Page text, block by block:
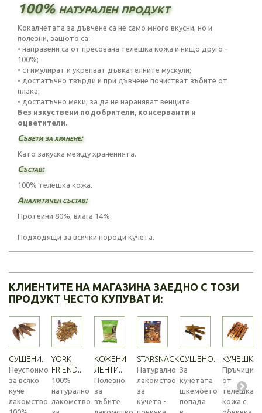
100% натурален продукт
Кокалчетата за дъвчене са не само много вкусни, но и
полезни, защото са:
• направени са от пресована телешка кожа и нищо друго -
100%;
• стимулират и укрепват дъвкателните мускули;
• достатъчно твърди и при дъвчене почистват зъбите от
плака;
• достатъчно меки, за да не нараняват венците.
Без изкуствени подобрители, консерванти и
оцветители.
Съвети за хранене:
Като закуска между храненията.
Състав:
100% телешка кожа.
Аналитичен състав:
Протеини 80%, влага 14%.
Подходящи за всички породи кучета.
КЛИЕНТИТЕ НА МАГАЗИНА ЗАЕДНО С ТОЗИ
ПРОДУКТ ЧЕСТО КУПУВАТ И:
СУШЕНИ...
Неустоимо
за всяко
куче
лакомство.
YORK
FRIEND...
100%
натурално
лакомство
КОЖЕНИ
ЛЕНТИ...
Полезно
за
зъбите
STARSNACK...
Натурално
лакомство
за
кучета -
СУШЕНО...
За
кучетата
шкембето
попада
Пръчици
от
телешка
кожа с